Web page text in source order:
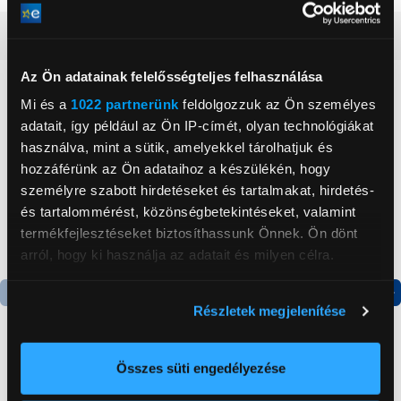
Az Ön adatainak felelősségteljes felhasználása
Mi és a 1022 partnerünk feldolgozzuk az Ön személyes
adatait, így például az Ön IP-címét, olyan technológiákat
használva, mint a sütik, amelyekkel tárolhatjuk és
hozzáférünk az Ön adataihoz a készülékén, hogy
személyre szabott hirdetéseket és tartalmakat, hirdetés-
és tartalommérést, közönségbetekintéseket, valamint
termékfejlesztéseket biztosíthassunk Önnek. Ön dönt
arról, hogy ki használja az adatait és milyen célra.
elhelyezkedéséről pár méteres pontossággal
Az Ön készülékén beazonosítása annak konkrét
Részletek megjelenítése
Összes süti engedélyezése
Gorenje NRS8182KX Side
by side hűtőszekrény
Termék adatlap
Gorenje N619EAXL4
Alulfagyasztós